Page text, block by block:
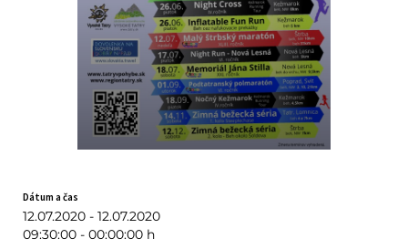
Dátum a čas
12.07.2020 - 12.07.2020
09:30:00 - 00:00:00 h